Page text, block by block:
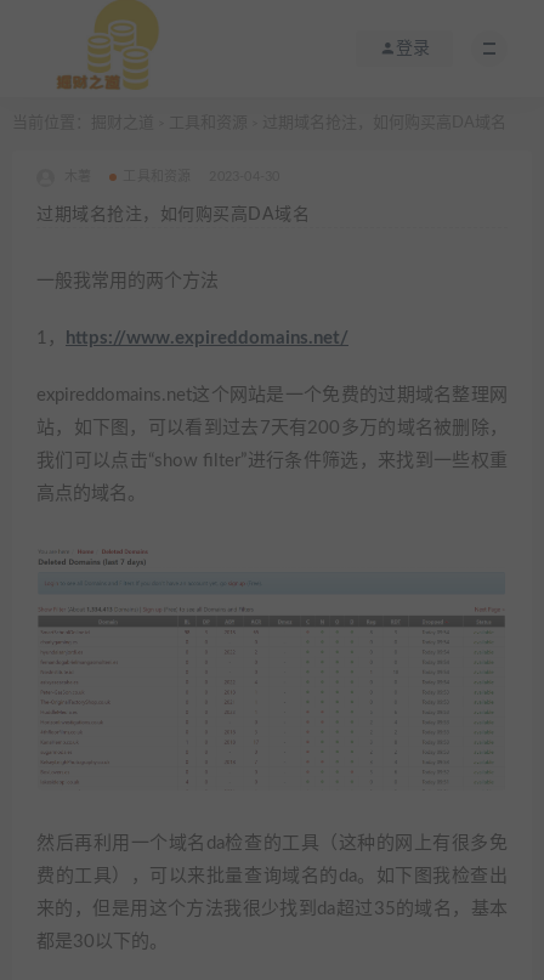
登录
过期域名抢注，如何购买高DA域名
一般我常用的两个方法
1， https://www.expireddomains.net/
expireddomains.net这个网站是一个免费的过期域名整理网
站，如下图，可以看到过去7天有200多万的域名被删除，
我们可以点击“show filter”进行条件筛选，来找到一些权重
高点的域名。
然后再利用一个域名da检查的工具（这种的网上有很多免
费的工具），可以来批量查询域名的da。如下图我检查出
来的，但是用这个方法我很少找到da超过35的域名，基本
都是30以下的。